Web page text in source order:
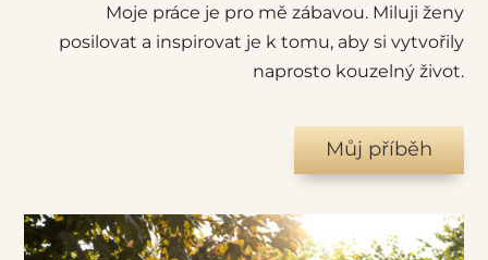
Moje práce je pro mě zábavou. Miluji ženy
posilovat a inspirovat je k tomu, aby si vytvořily
naprosto kouzelný život.
Můj příběh